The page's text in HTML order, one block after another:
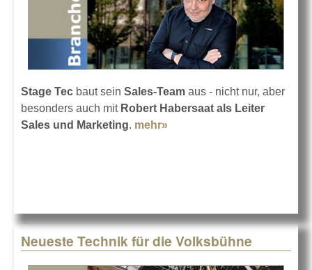
Stage Tec baut sein Sales-Team aus - nicht nur, aber
besonders auch mit Robert Habersaat als Leiter
Sales und Marketing. mehr»
Neueste Technik für die Volksbühne